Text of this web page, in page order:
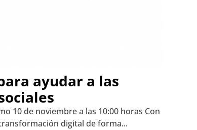
ayudar a las
10 de noviembre a las 10:00 horas Con
digital de forma...